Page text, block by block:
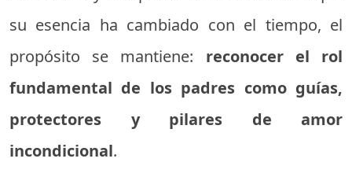
su esencia ha cambiado con el tiempo, el
propósito se mantiene: reconocer el rol
fundamental de los padres como guías,
protectores y pilares de amor
incondicional.